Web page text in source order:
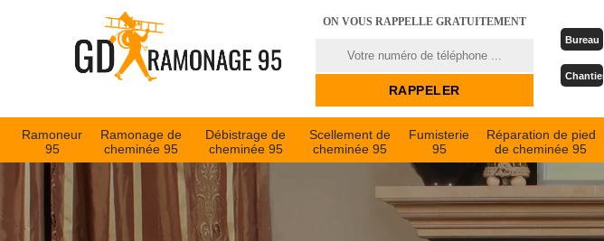
ON VOUS RAPPELLE GRATUITEMENT
Bureau
Chantier
Ramoneur
95
Ramonage de
cheminée 95
Débistrage de
cheminée 95
Scellement de
cheminée 95
Fumisterie
95
Réparation de pied
de cheminée 95